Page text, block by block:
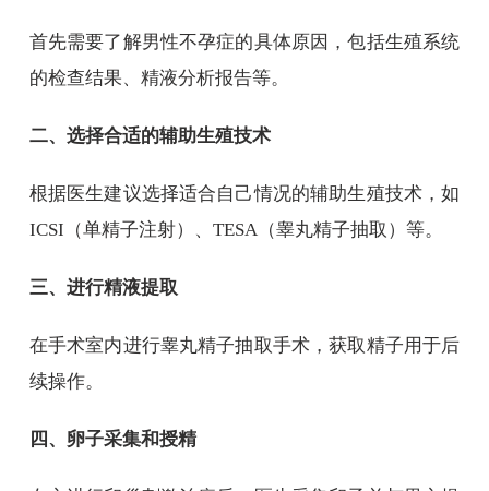
首先需要了解男性不孕症的具体原因，包括生殖系统
的检查结果、精液分析报告等。
二、选择合适的辅助生殖技术
根据医生建议选择适合自己情况的辅助生殖技术，如
ICSI（单精子注射）、TESA（睾丸精子抽取）等。
三、进行精液提取
在手术室内进行睾丸精子抽取手术，获取精子用于后
续操作。
四、卵子采集和授精